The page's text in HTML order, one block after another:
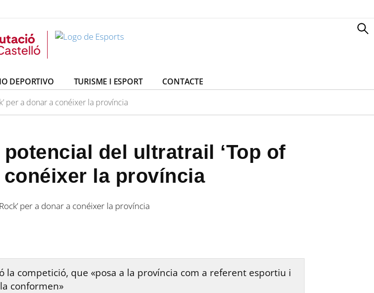
DEPORTIVO TURISME I ESPORT
CONTACTE
per a donar a conéixer la província
del ultratrail ‘Top of
conéixer la província
competició, que «posa a la província com a referent esportiu i
conformen»